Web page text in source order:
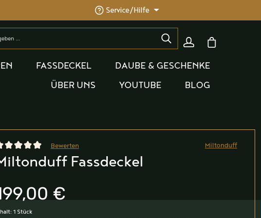
Service/Hilfe
Warenkorb
FASSDECKEL
DAUBE & GESCHENKE
ÜBER UNS
YOUTUBE BLOG
Bewertung von 0 von 5 Sternen
Bewerten Miltonduff
Fassdeckel
€
1 Stück